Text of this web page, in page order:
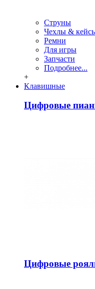
Струны
Чехлы &
Ремни
Для игры
Запчасти
Подробнее...
+
Клавишные
Цифровые
Цифровые